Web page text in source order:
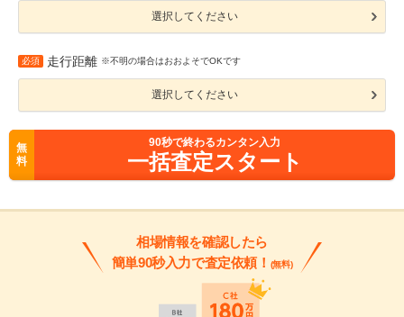
選択してください
必須 走行距離 ※不明の場合はおおよそでOKです
選択してください
無
料
90秒で終わるカンタン入力
一括査定スタート
相場情報を確認したら
簡単90秒入力で査定依頼！ (無料)